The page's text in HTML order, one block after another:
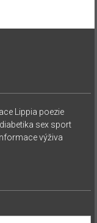
Lippia poezie
sex sport
výživa